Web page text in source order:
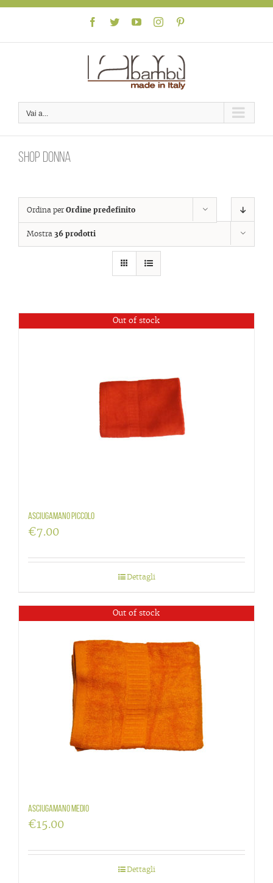
Skip
Facebook
TwitterYouTubeInstagram
Vai a...
Shop donna
Ordina perOrdine predefinito
Mostra 36 prodotti
Out of stock
Asciugamano piccolo
€7.00
Dettagli
Out of stock
Asciugamano medio
€15.00
Dettagli